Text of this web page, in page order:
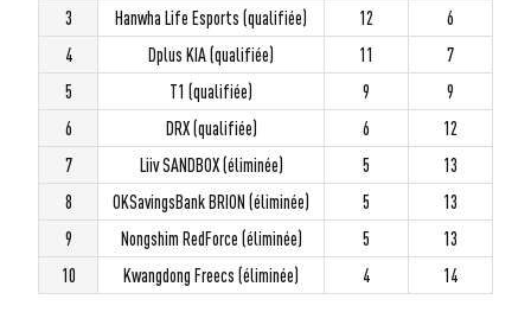
3
Hanwha Life Esports (qualifiée) 12
6
4
Dplus KIA (qualifiée) 11
7
5
T1 (qualifiée) 9
9
6
DRX (qualifiée) 6
12
7
Liiv SANDBOX (éliminée) 5
13
8
OKSavingsBank BRION (éliminée) 5
13
9
Nongshim RedForce (éliminée) 5
13
10
Kwangdong Freecs (éliminée) 4 14